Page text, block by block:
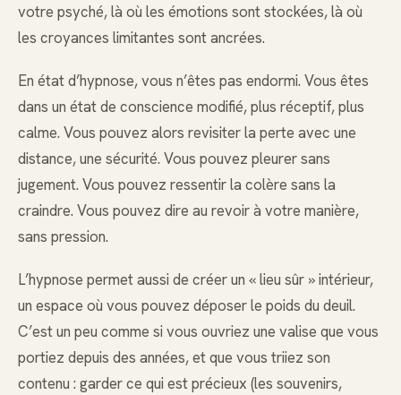
votre psyché, là où les émotions sont stockées, là où
les croyances limitantes sont ancrées.
En état d’hypnose, vous n’êtes pas endormi. Vous êtes
dans un état de conscience modifié, plus réceptif, plus
calme. Vous pouvez alors revisiter la perte avec une
distance, une sécurité. Vous pouvez pleurer sans
jugement. Vous pouvez ressentir la colère sans la
craindre. Vous pouvez dire au revoir à votre manière,
sans pression.
L’hypnose permet aussi de créer un « lieu sûr » intérieur,
un espace où vous pouvez déposer le poids du deuil.
C’est un peu comme si vous ouvriez une valise que vous
portiez depuis des années, et que vous triiez son
contenu : garder ce qui est précieux (les souvenirs,